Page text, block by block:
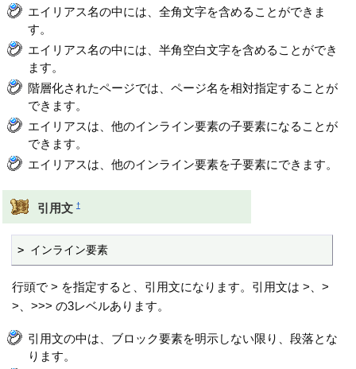
エイリアス名の中には、全角文字を含めることができま
す。
エイリアス名の中には、半角空白文字を含めることができ
ます。
階層化されたページでは、ページ名を相対指定することが
できます。
エイリアスは、他のインライン要素の子要素になることが
できます。
エイリアスは、他のインライン要素を子要素にできます。
引用文 †
> インライン要素
行頭で > を指定すると、引用文になります。引用文は >、>
>、>>> の3レベルあります。
引用文の中は、ブロック要素を明示しない限り、段落とな
ります。